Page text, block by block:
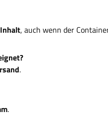
, auch wenn der
.
.